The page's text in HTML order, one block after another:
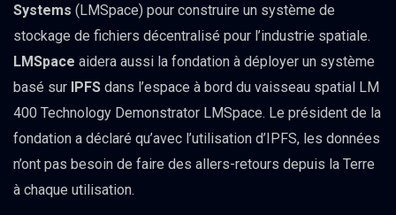
Systems (LMSpace) pour construire un système de
stockage de fichiers décentralisé pour l’industrie spatiale.
LMSpace aidera aussi la fondation à déployer un système
basé sur IPFS dans l’espace à bord du vaisseau spatial LM
400 Technology Demonstrator LMSpace. Le président de la
fondation a déclaré qu’avec l’utilisation d’IPFS, les données
n’ont pas besoin de faire des allers-retours depuis la Terre
à chaque utilisation.